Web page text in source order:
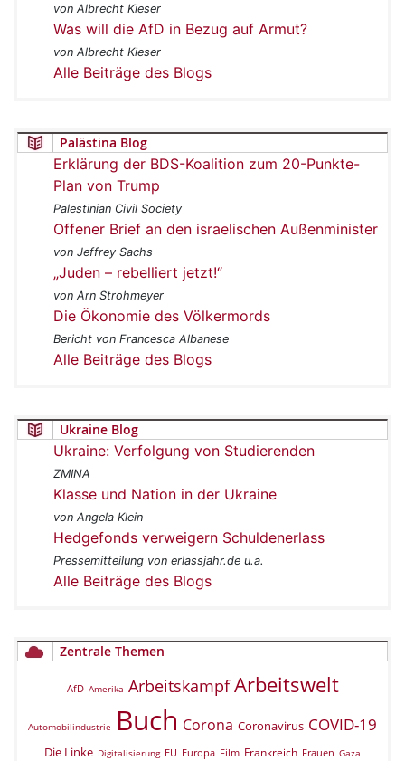
von Albrecht Kieser
Was will die AfD in Bezug auf Armut?
von Albrecht Kieser
Alle Beiträge des Blogs
Palästina Blog
Erklärung der BDS-Koalition zum 20-Punkte-
Plan von Trump
Palestinian Civil Society
Offener Brief an den israelischen Außenminister
von Jeffrey Sachs
„Juden – rebelliert jetzt!“
von Arn Strohmeyer
Die Ökonomie des Völkermords
Bericht von Francesca Albanese
Alle Beiträge des Blogs
Ukraine Blog
Ukraine: Verfolgung von Studierenden
ZMINA
Klasse und Nation in der Ukraine
von Angela Klein
Hedgefonds verweigern Schuldenerlass
Pressemitteilung von erlassjahr.de u.a.
Alle Beiträge des Blogs
Zentrale Themen
AfD Amerika Arbeitskampf Arbeitswelt
Automobilindustrie Buch Corona Coronavirus COVID-19
Die Linke Digitalisierung EU Europa Film Frankreich Frauen Gaza